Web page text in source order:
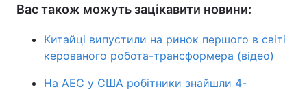
Вас також можуть зацікавити новини:
Китайці випустили на ринок першого в світі
керованого робота-трансформера (відео)
На АЕС у США робітники знайшли 4-